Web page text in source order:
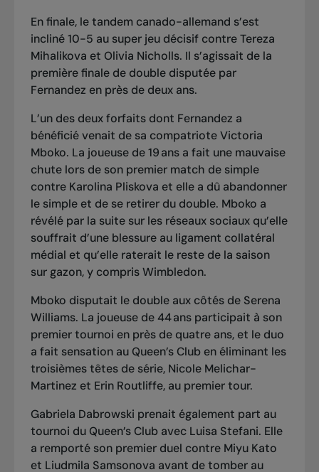
En finale, le tandem canado-allemand s’est
incliné 10-5 au super jeu décisif contre Tereza
Mihalikova et Olivia Nicholls. Il s’agissait de la
première finale de double disputée par
Fernandez en près de deux ans.
L’un des deux forfaits dont Fernandez a
bénéficié venait de sa compatriote Victoria
Mboko. La joueuse de 19 ans a fait une mauvaise
chute lors de son premier match de simple
contre Karolina Pliskova et elle a dû abandonner
le simple et de se retirer du double. Mboko a
révélé par la suite sur les réseaux sociaux qu’elle
souffrait d’une blessure au ligament collatéral
médial et qu’elle raterait le reste de la saison
sur gazon, y compris Wimbledon.
Mboko disputait le double aux côtés de Serena
Williams. La joueuse de 44 ans participait à son
premier tournoi en près de quatre ans, et le duo
a fait sensation au Queen’s Club en éliminant les
troisièmes têtes de série, Nicole Melichar-
Martinez et Erin Routliffe, au premier tour.
Gabriela Dabrowski prenait également part au
tournoi du Queen’s Club avec Luisa Stefani. Elle
a remporté son premier duel contre Miyu Kato
et Liudmila Samsonova avant de tomber au